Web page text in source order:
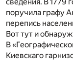
сведения. В 1779
поручила графу
перепись
Вот тут и
В
Киевскаго